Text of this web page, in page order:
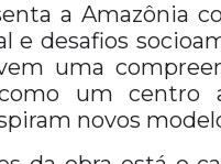
a Amazônia
e desafios
uma
um centro
novos